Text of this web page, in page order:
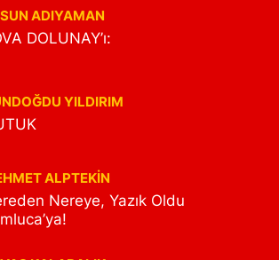
ADIYAMAN
DOLUNAY’ı:
YILDIRIM
ALPTEKİN
Nereye, Yazık Oldu